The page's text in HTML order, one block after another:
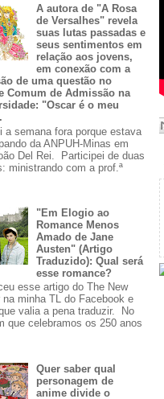
A autora de "A Rosa
de Versalhes" revela
suas lutas passadas e
seus sentimentos em
relação aos jovens,
em conexão com a
de uma questão no
Comum de Admissão na
"Oscar é o meu
a semana fora porque estava
da ANPUH-Minas em
Del Rei. Participei de duas
ministrando com a prof.ª
"Em Elogio ao
Romance Menos
Amado de Jane
Austen" (Artigo
Traduzido): Qual será
esse romance?
esse artigo do The New
na minha TL do Facebook e
valia a pena traduzir. No
que celebramos os 250 anos
Quer saber qual
personagem de
anime divide o